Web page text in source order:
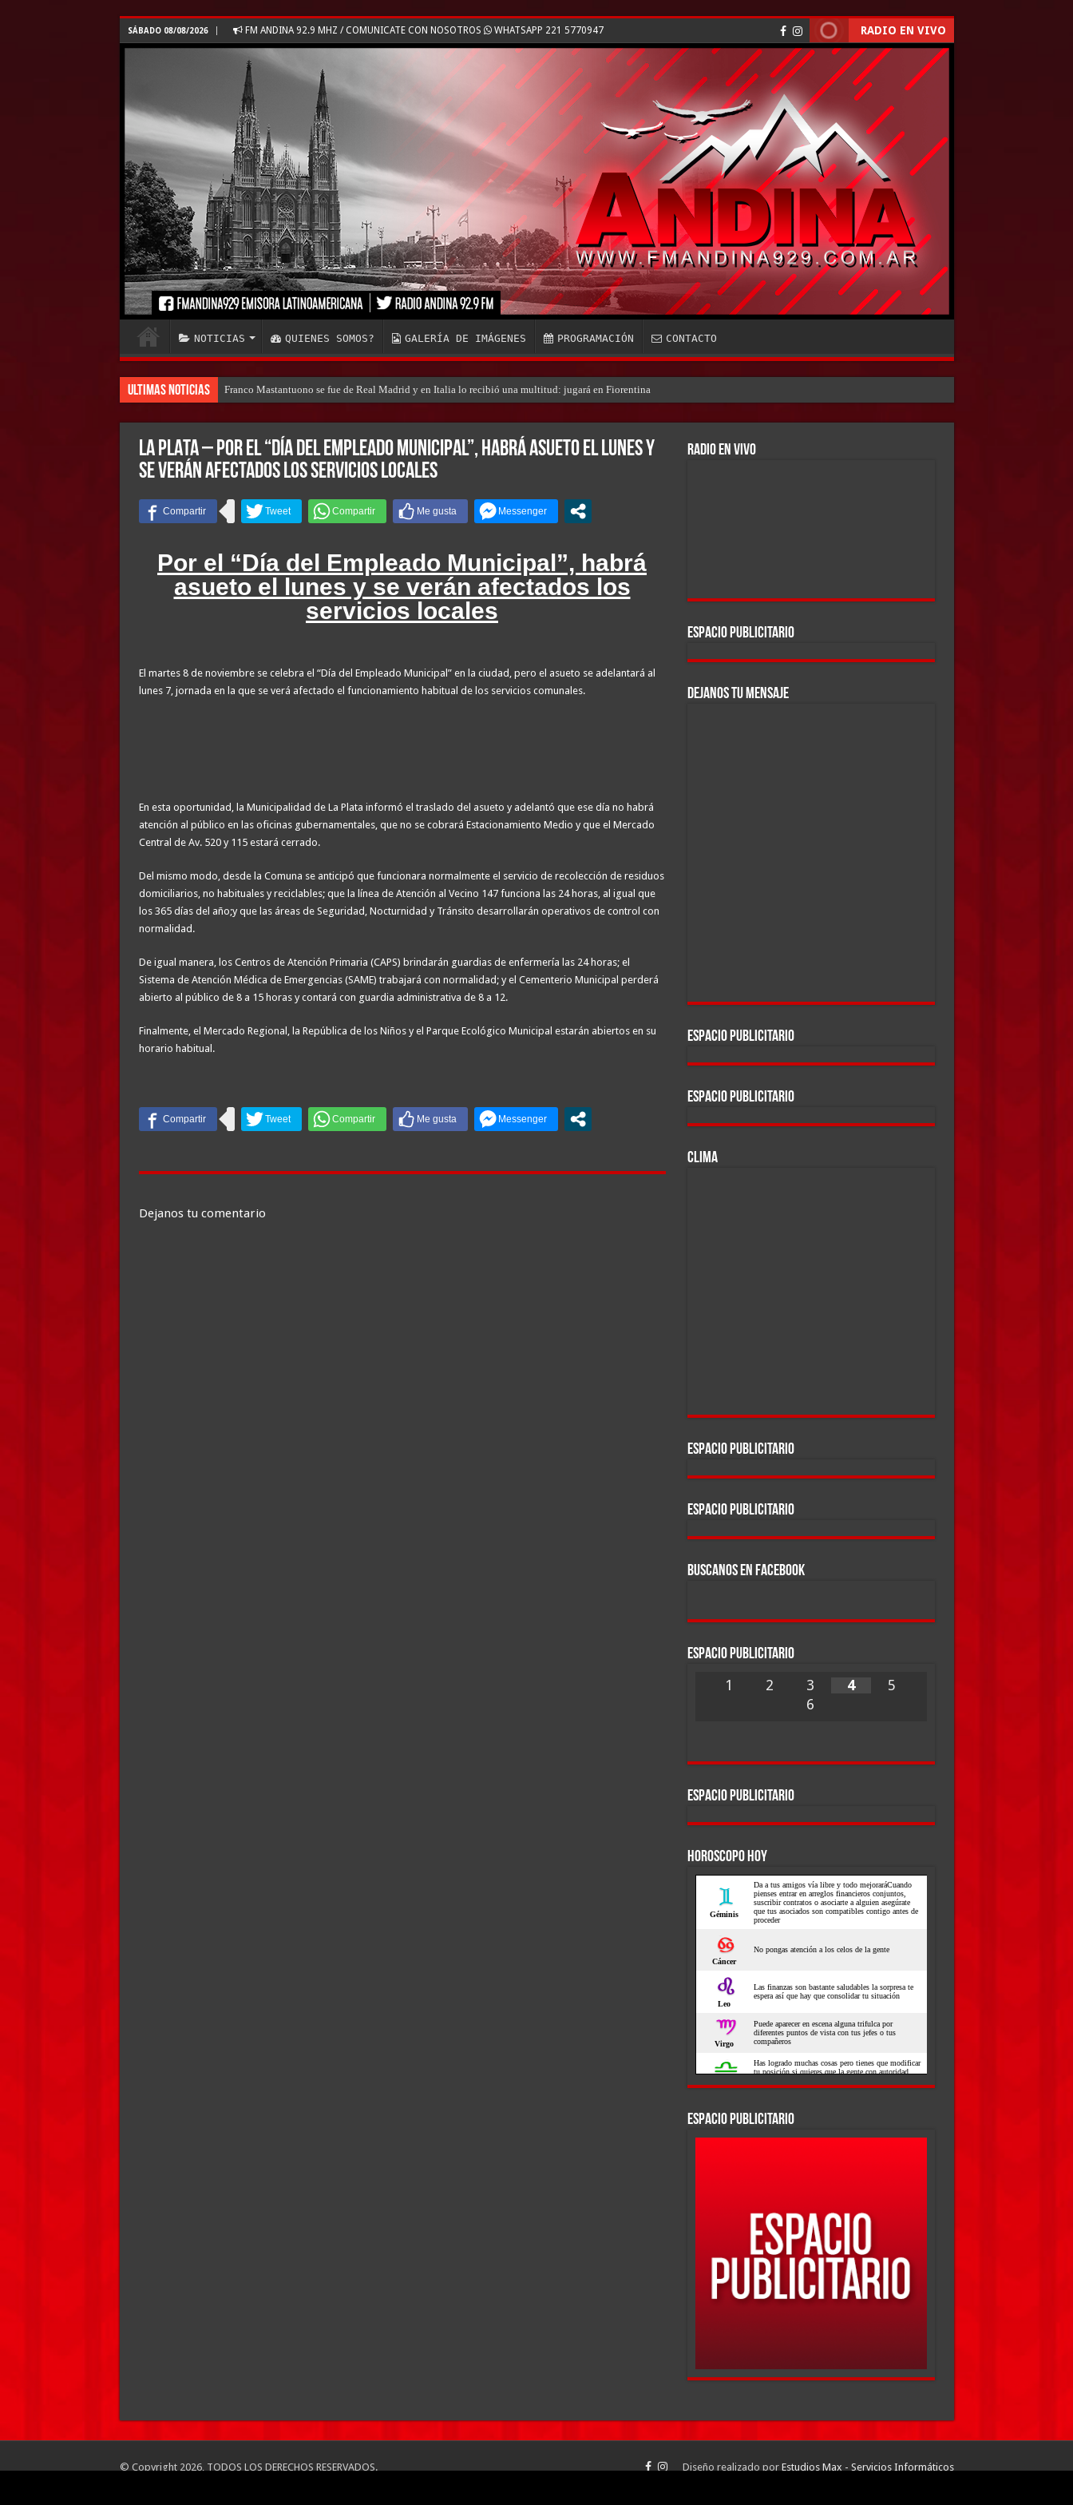
SÁBADO 08/08/2026 FM ANDINA 92.9 MHZ / COMUNICATE CON NOSOTROS WHATSAPP 221 5770947 RADIO EN VIVO
NOTICIAS QUIENES SOMOS? GALERÍA DE IMÁGENES PROGRAMACIÓN CONTACTO
Ultimas Noticias Franco Mastantuono se fue de Real Madrid y en Italia lo recibió una multitud: jugará en Fiorentina
LA PLATA – Por el “Día del Empleado Municipal”, habrá asueto el lunes y
se verán afectados los servicios locales
Por el “Día del Empleado Municipal”, habrá
asueto el lunes y se verán afectados los
servicios locales
El martes 8 de noviembre se celebra el “Día del Empleado Municipal” en la ciudad, pero el asueto se adelantará al
lunes 7, jornada en la que se verá afectado el funcionamiento habitual de los servicios comunales.
En esta oportunidad, la Municipalidad de La Plata informó el traslado del asueto y adelantó que ese día no habrá
atención al público en las oficinas gubernamentales, que no se cobrará Estacionamiento Medio y que el Mercado
Central de Av. 520 y 115 estará cerrado.
Del mismo modo, desde la Comuna se anticipó que funcionara normalmente el servicio de recolección de residuos
domiciliarios, no habituales y reciclables; que la línea de Atención al Vecino 147 funciona las 24 horas, al igual que
los 365 días del año;y que las áreas de Seguridad, Nocturnidad y Tránsito desarrollarán operativos de control con
normalidad.
De igual manera, los Centros de Atención Primaria (CAPS) brindarán guardias de enfermería las 24 horas; el
Sistema de Atención Médica de Emergencias (SAME) trabajará con normalidad; y el Cementerio Municipal perderá
abierto al público de 8 a 15 horas y contará con guardia administrativa de 8 a 12.
Finalmente, el Mercado Regional, la República de los Niños y el Parque Ecológico Municipal estarán abiertos en su
horario habitual.
Dejanos tu comentario
RADIO EN VIVO
ESPACIO PUBLICITARIO
DEJANOS TU MENSAJE
ESPACIO PUBLICITARIO
ESPACIO PUBLICITARIO
CLIMA
ESPACIO PUBLICITARIO
ESPACIO PUBLICITARIO
BUSCANOS EN FACEBOOK
ESPACIO PUBLICITARIO
1 2 3 4
5
6
ESPACIO PUBLICITARIO
HOROSCOPO HOY
ESPACIO PUBLICITARIO
Diseño realizado por Estudios Max - Servicios Informáticos
© Copyright 2026, TODOS LOS DERECHOS RESERVADOS.